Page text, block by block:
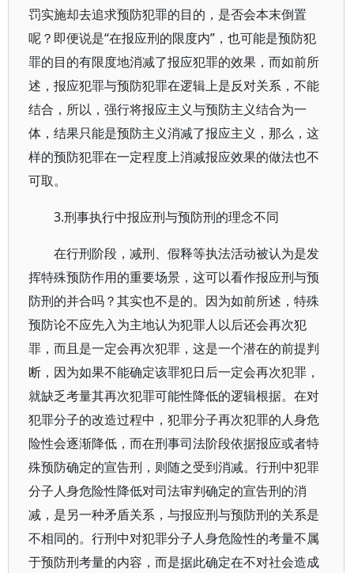
罚实施却去追求预防犯罪的目的，是否会本末倒置
呢？即便说是“在报应刑的限度内”，也可能是预防犯
罪的目的有限度地消减了报应犯罪的效果，而如前所
述，报应犯罪与预防犯罪在逻辑上是反对关系，不能
结合，所以，强行将报应主义与预防主义结合为一
体，结果只能是预防主义消减了报应主义，那么，这
样的预防犯罪在一定程度上消减报应效果的做法也不
可取。
3.刑事执行中报应刑与预防刑的理念不同
在行刑阶段，减刑、假释等执法活动被认为是发
挥特殊预防作用的重要场景，这可以看作报应刑与预
防刑的并合吗？其实也不是的。因为如前所述，特殊
预防论不应先入为主地认为犯罪人以后还会再次犯
罪，而且是一定会再次犯罪，这是一个潜在的前提判
断，因为如果不能确定该罪犯日后一定会再次犯罪，
就缺乏考量其再次犯罪可能性降低的逻辑根据。在对
犯罪分子的改造过程中，犯罪分子再次犯罪的人身危
险性会逐渐降低，而在刑事司法阶段依据报应或者特
殊预防确定的宣告刑，则随之受到消减。行刑中犯罪
分子人身危险性降低对司法审判确定的宣告刑的消
减，是另一种矛盾关系，与报应刑与预防刑的关系是
不相同的。行刑中对犯罪分子人身危险性的考量不属
于预防刑考量的内容，而是据此确定在不对社会造成